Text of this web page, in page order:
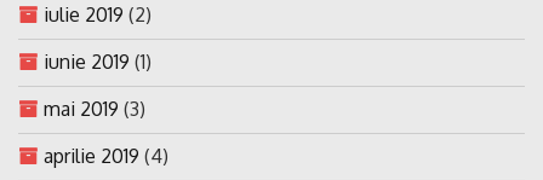
iulie 2019 (2)
iunie 2019 (1)
mai 2019 (3)
aprilie 2019 (4)